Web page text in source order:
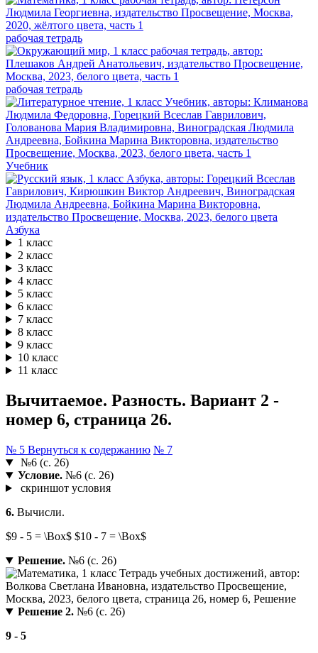
рабочая тетрадь
рабочая тетрадь
Учебник
Азбука
1 класс
2 класс
3 класс
4 класс
5 класс
6 класс
7 класс
8 класс
9 класс
10 класс
11 класс
Вычитаемое. Разность. Вариант 2 -
номер 6, страница 26.
№ 5 Вернуться к содержанию № 7
№6 (с. 26)
Условие.№6 (с. 26)
скриншот условия
6. Вычисли.
$9 - 5 = \Box$ $10 - 7 = \Box$
Решение.№6 (с. 26)
Решение 2.№6 (с. 26)
9 - 5